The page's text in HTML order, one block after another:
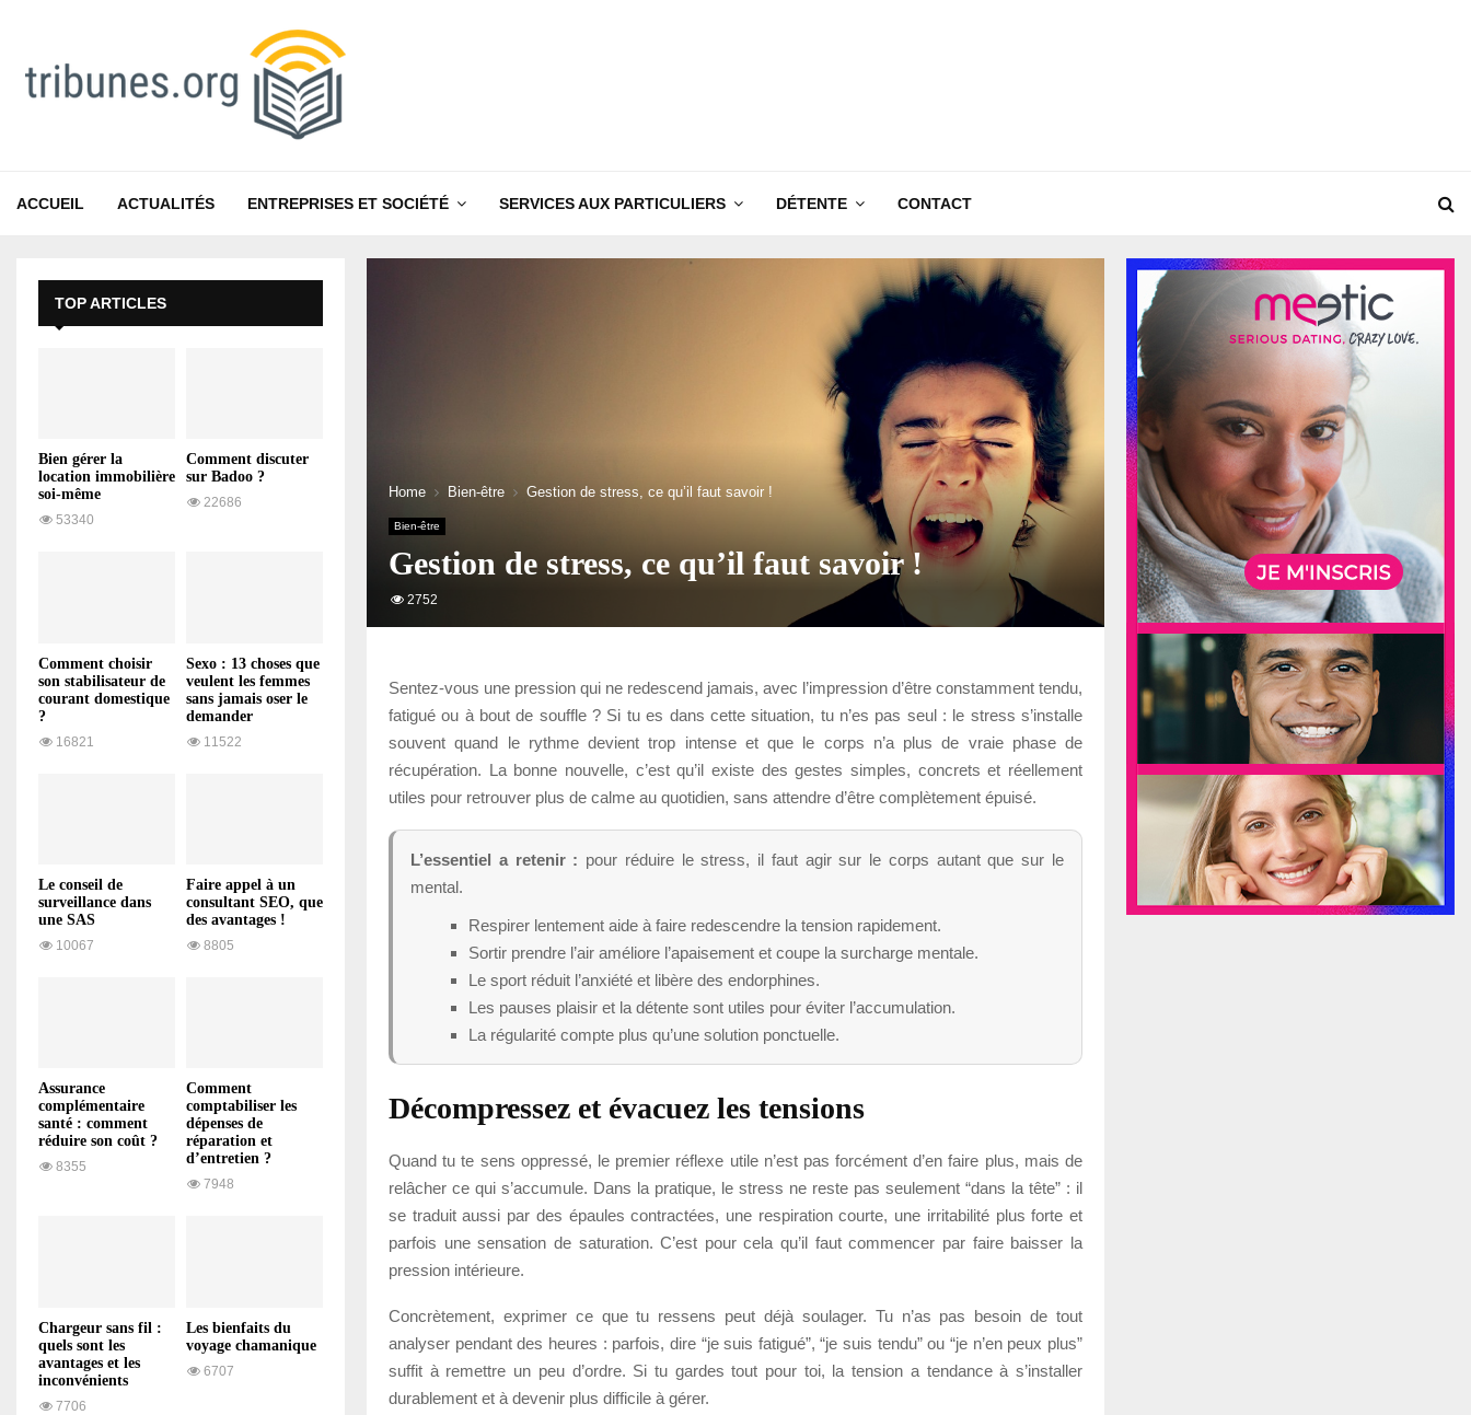
ACCUEIL ACTUALITÉS ENTREPRISES ET SOCIÉTÉ SERVICES AUX PARTICULIERS DÉTENTE CONTACT
Home Bien-être Gestion de stress, ce qu’il faut savoir !
Bien-être
Gestion de stress, ce qu’il faut savoir !
2752
Sentez-vous une pression qui ne redescend jamais, avec l’impression d’être constamment tendu,
fatigué ou à bout de souffle ? Si tu es dans cette situation, tu n’es pas seul : le stress s’installe
souvent quand le rythme devient trop intense et que le corps n’a plus de vraie phase de
récupération. La bonne nouvelle, c’est qu’il existe des gestes simples, concrets et réellement
utiles pour retrouver plus de calme au quotidien, sans attendre d’être complètement épuisé.
L’essentiel a retenir : pour réduire le stress, il faut agir sur le corps autant que sur le
mental.
Respirer lentement aide à faire redescendre la tension rapidement.
Sortir prendre l’air améliore l’apaisement et coupe la surcharge mentale.
Le sport réduit l’anxiété et libère des endorphines.
Les pauses plaisir et la détente sont utiles pour éviter l’accumulation.
La régularité compte plus qu’une solution ponctuelle.
Décompressez et évacuez les tensions
Quand tu te sens oppressé, le premier réflexe utile n’est pas forcément d’en faire plus, mais de
relâcher ce qui s’accumule. Dans la pratique, le stress ne reste pas seulement “dans la tête” : il
se traduit aussi par des épaules contractées, une respiration courte, une irritabilité plus forte et
parfois une sensation de saturation. C’est pour cela qu’il faut commencer par faire baisser la
pression intérieure.
Concrètement, exprimer ce que tu ressens peut déjà soulager. Tu n’as pas besoin de tout
analyser pendant des heures : parfois, dire “je suis fatigué”, “je suis tendu” ou “je n’en peux plus”
suffit à remettre un peu d’ordre. Si tu gardes tout pour toi, la tension a tendance à s’installer
durablement et à devenir plus difficile à gérer.
TOP ARTICLES
Bien gérer la
location immobilière
soi-même
53340
Comment discuter
sur Badoo ?
22686
Comment choisir
son stabilisateur de
courant domestique
?
16821
Sexo : 13 choses que
veulent les femmes
sans jamais oser le
demander
11522
Le conseil de
surveillance dans
une SAS
10067
Faire appel à un
consultant SEO, que
des avantages !
8805
Assurance
complémentaire
santé : comment
réduire son coût ?
8355
Comment
comptabiliser les
dépenses de
réparation et
d’entretien ?
7948
Chargeur sans fil :
quels sont les
avantages et les
inconvénients
7706
Les bienfaits du
voyage chamanique
6707